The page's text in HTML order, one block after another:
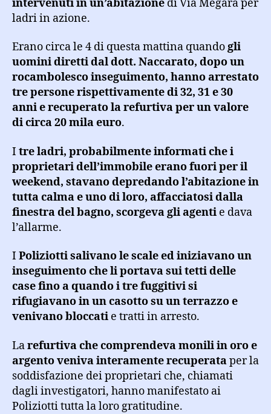
intervenuti in un’abitazione di Via Megara per
ladri in azione.
Erano circa le 4 di questa mattina quandogli
uomini diretti dal dott. Naccarato, dopo un
rocambolesco inseguimento, hanno arrestato
tre persone rispettivamente di 32, 31 e 30
anni e recuperato la refurtiva per un valore
di circa 20 mila euro.
I tre ladri, probabilmente informati che i
proprietari dell’immobile erano fuori per il
weekend, stavano depredando l’abitazione in
tutta calma e uno di loro, affacciatosi dalla
finestra del bagno, scorgeva gli agenti e dava
l’allarme.
I Poliziotti salivano le scale ed iniziavano un
inseguimento che li portava sui tetti delle
case fino a quando i tre fuggitivi si
rifugiavano in un casotto su un terrazzo e
venivano bloccati e tratti in arresto.
Larefurtiva che comprendeva monili in oro e
argento veniva interamente recuperataper la
soddisfazione dei proprietari che, chiamati
dagli investigatori, hanno manifestato ai
Poliziotti tutta la loro gratitudine.